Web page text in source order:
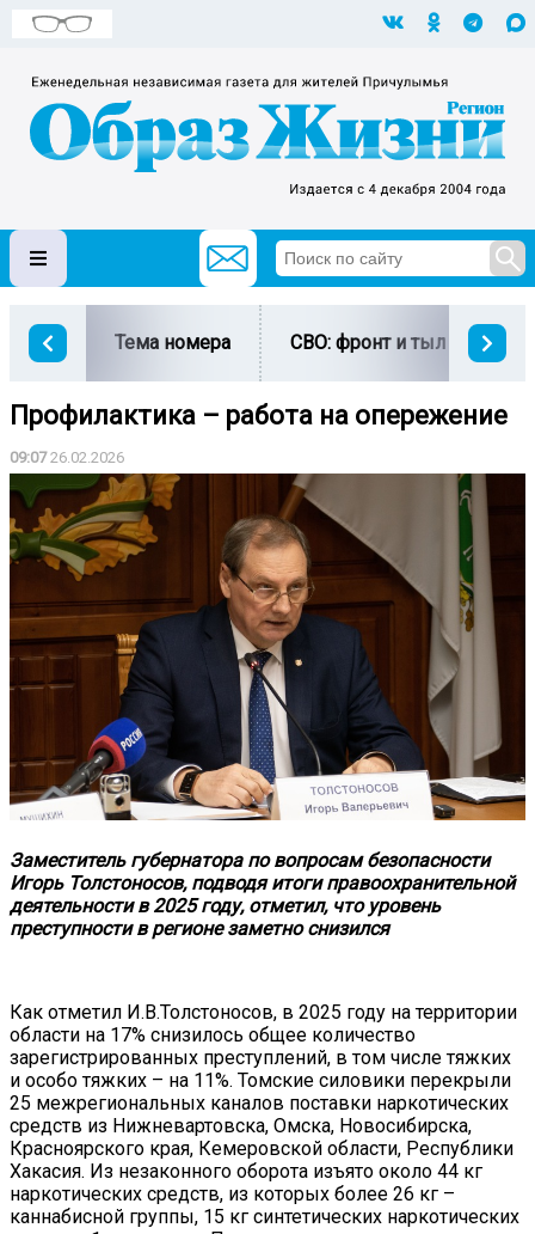
Тема номера СВО: фронт и тыл
Профилактика – работа на опережение
09:0726.02.2026
Заместитель губернатора по вопросам безопасности
Игорь Толстоносов, подводя итоги правоохранительной
деятельности в 2025 году, отметил, что уровень
преступности в регионе заметно снизился
Как отметил И.В.Толстоносов, в 2025 году на территории
области на 17% снизилось общее количество
зарегистрированных преступлений, в том числе тяжких
и особо тяжких – на 11%. Томские силовики перекрыли
25 межрегиональных каналов поставки наркотических
средств из Нижневартовска, Омска, Новосибирска,
Красноярского края, Кемеровской области, Республики
Хакасия. Из незаконного оборота изъято около 44 кг
наркотических средств, из которых более 26 кг –
каннабисной группы, 15 кг синтетических наркотических